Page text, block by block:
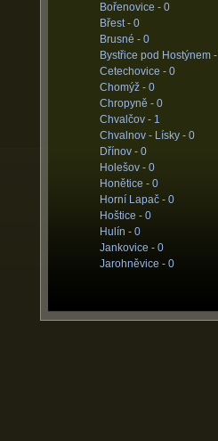
Bořenovice - 0
Břest - 0
Brusné - 0
Bystřice pod Hostýnem -
Cetechovice - 0
Chomýž - 0
Chropyně - 0
Chvalčov - 1
Chvalnov - Lísky - 0
Dřínov - 0
Holešov - 0
Honětice - 0
Horní Lapač - 0
Hoštice - 0
Hulín - 0
Jankovice - 0
Jarohněvice - 0